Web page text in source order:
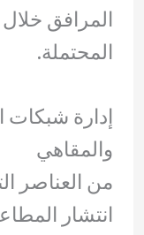
المرافق
المحتملة.
إدارة
والمقاهي
من العناصر
انتشار